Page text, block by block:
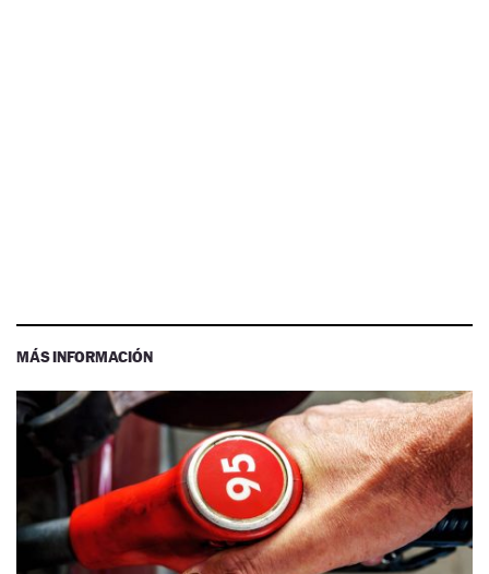
MÁS INFORMACIÓN